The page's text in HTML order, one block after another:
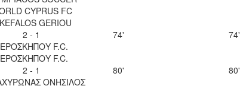
CYPRUS FC
GERIOU
2 - 1
F.C.
74'
74'
F.C.
2 - 1
ΟΝΗΣΙΛΟΣ
80'
80'